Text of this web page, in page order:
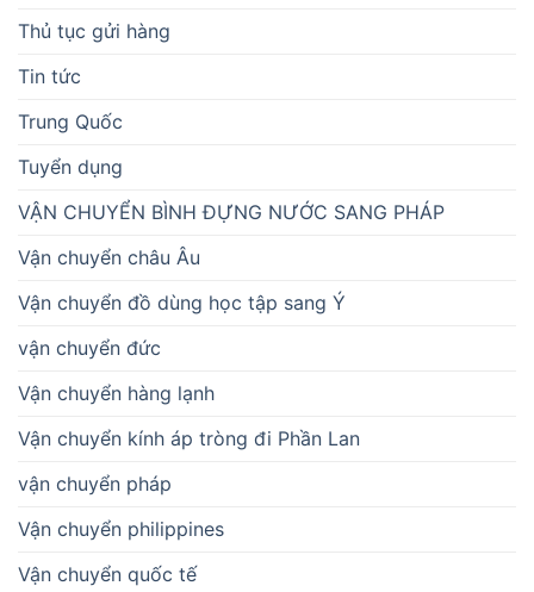
Thủ tục gửi hàng
Tin tức
Trung Quốc
Tuyển dụng
VẬN CHUYỂN BÌNH ĐỰNG NƯỚC SANG PHÁP
Vận chuyển châu Âu
Vận chuyển đồ dùng học tập sang Ý
vận chuyển đức
Vận chuyển hàng lạnh
Vận chuyển kính áp tròng đi Phần Lan
vận chuyển pháp
Vận chuyển philippines
Vận chuyển quốc tế